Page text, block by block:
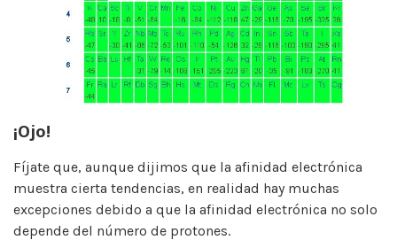
¡Ojo!
Fíjate que, aunque dijimos que la afinidad electrónica
muestra cierta tendencias, en realidad hay muchas
excepciones debido a que la afinidad electrónica no solo
depende del número de protones.